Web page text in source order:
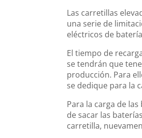
Las carretillas
una serie de
eléctricos de
El tiempo de
se tendrán que
producción. Para
se dedique para la
Para la carga de
de sacar las
carretilla,